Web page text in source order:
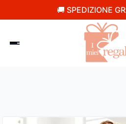
🚚 SPEDIZIONE